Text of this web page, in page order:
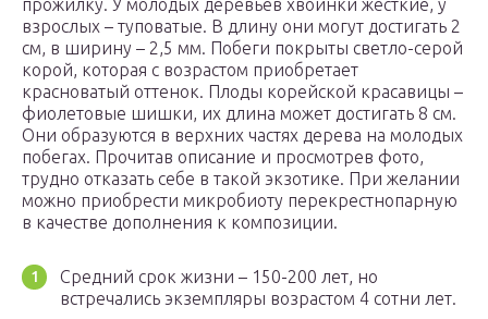
прожилку. У молодых деревьев хвоинки жесткие, у
взрослых – туповатые. В длину они могут достигать 2
см, в ширину – 2,5 мм. Побеги покрыты светло-серой
корой, которая с возрастом приобретает
красноватый оттенок. Плоды корейской красавицы –
фиолетовые шишки, их длина может достигать 8 см.
Они образуются в верхних частях дерева на молодых
побегах. Прочитав описание и просмотрев фото,
трудно отказать себе в такой экзотике. При желании
можно приобрести микробиоту перекрестнопарную
в качестве дополнения к композиции.
Средний срок жизни – 150-200 лет, но
встречались экземпляры возрастом 4 сотни лет.